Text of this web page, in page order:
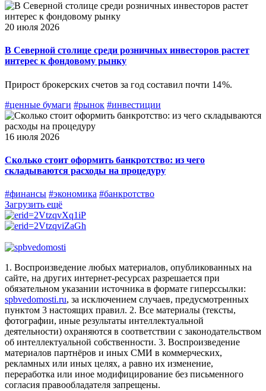
20 июля 2026
В Северной столице среди розничных инвесторов растет
интерес к фондовому рынку
Прирост брокерских счетов за год составил почти 14 %.
#ценные бумаги #рынок #инвестиции
16 июля 2026
Сколько стоит оформить банкротство: из чего
складываются расходы на процедуру
#финансы #экономика #банкротство
Загрузить ещё
1. Воспроизведение любых материалов, опубликованных на
сайте, на других интернет-ресурсах разрешается при
обязательном указании источника в формате гиперссылки:
spbvedomosti.ru, за исключением случаев, предусмотренных
пунктом 3 настоящих правил. 2. Все материалы (тексты,
фотографии, иные результаты интеллектуальной
деятельности) охраняются в соответствии с законодательством
об интеллектуальной собственности. 3. Воспроизведение
материалов партнёров и иных СМИ в коммерческих,
рекламных или иных целях, а равно их изменение,
переработка или иное модифицирование без письменного
согласия правообладателя запрещены.